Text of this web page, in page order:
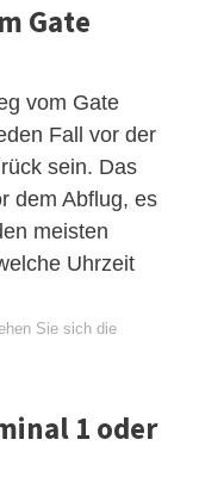
Gate
vom Gate
Fall vor der
sein. Das
dem Abflug, es
meisten
Uhrzeit
Sie sich die
1 oder